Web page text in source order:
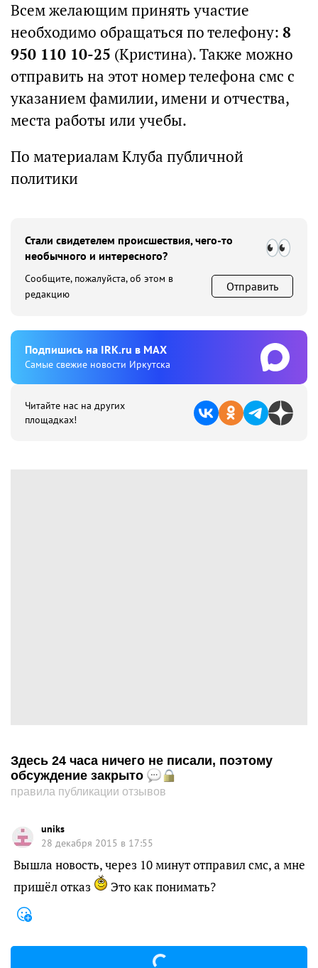
Всем желающим принять участие
необходимо обращаться по телефону: 8
950 110 10-25 (Кристина). Также можно
отправить на этот номер телефона смс с
указанием фамилии, имени и отчества,
места работы или учебы.
По материалам Клуба публичной
политики
Стали свидетелем происшествия, чего-то
необычного и интересного?
Сообщите, пожалуйста, об этом в
редакцию
Отправить
Подпишиcь на IRK.ru в MAX
Cамые свежие новости Иркутска
Читайте нас на других
площадках!
Здесь 24 часа ничего не писали, поэтому
обсуждение закрыто
правила публикации отзывов
uniks
28 декабря 2015 в 17:55
Вышла новость, через 10 минут отправил смс, а мне
пришёл отказ
Это как понимать?